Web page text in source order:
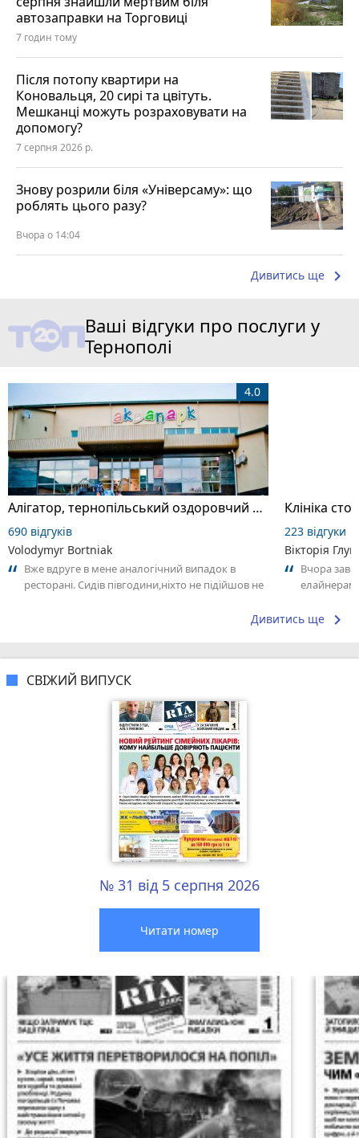
автозаправки на Торговиці
7 годин тому
Після потопу квартири на
Коновальця, 20 сирі та цвітуть.
Мешканці можуть розраховувати на
допомогу?
7 серпня 2026 р.
Знову розрили біля «Універсаму»: що
роблять цього разу?
Вчора о 14:04
Дивитись ще keyboard_arrow_right
Ваші відгуки про послуги у
Тернополі
Алігатор, тернопільський оздоровчий комплекс
4.0
690 відгуків
Volodymyr Bortniak
Вже вдруге в мене аналогічний випадок в
ресторані. Сидів півгодини,ніхто не підійшов не
Клініка
223 відгуки
Вікторія
Вчора
посмішку...
Дивитись ще keyboard_arrow_right
СВІЖИЙ ВИПУСК
№ 31 від 5 серпня 2026
Читати номер